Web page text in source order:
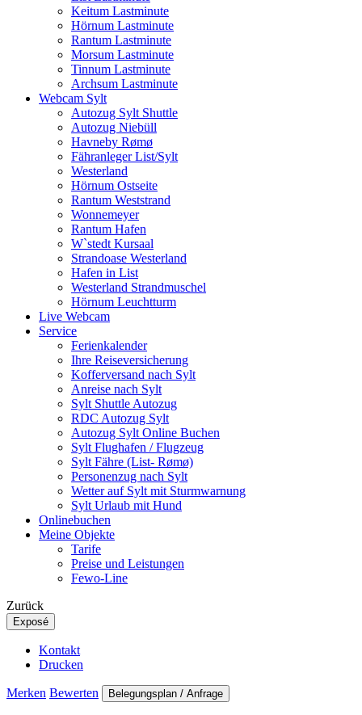
Keitum Lastminute
Hörnum Lastminute
Rantum Lastminute
Morsum Lastminute
Tinnum Lastminute
Archsum Lastminute
Webcam Sylt
Autozug Sylt Shuttle
Autozug Niebüll
Havneby Rømø
Fähranleger List/Sylt
Westerland
Hörnum Ostseite
Rantum Weststrand
Wonnemeyer
Rantum Hafen
W`stedt Kursaal
Strandoase Westerland
Hafen in List
Westerland Strandmuschel
Hörnum Leuchtturm
Live Webcam
Service
Ferienkalender
Ihre Reiseversicherung
Kofferversand nach Sylt
Anreise nach Sylt
Sylt Shuttle Autozug
RDC Autozug Sylt
Autozug Sylt Online Buchen
Sylt Flughafen / Flugzeug
Sylt Fähre (List- Rømø)
Personenzug nach Sylt
Wetter auf Sylt mit Sturmwarnung
Sylt Urlaub mit Hund
Onlinebuchen
Meine Objekte
Tarife
Preise und Leistungen
Fewo-Line
Zurück
Exposé
Kontakt
Drucken
Merken Bewerten Belegungsplan / Anfrage